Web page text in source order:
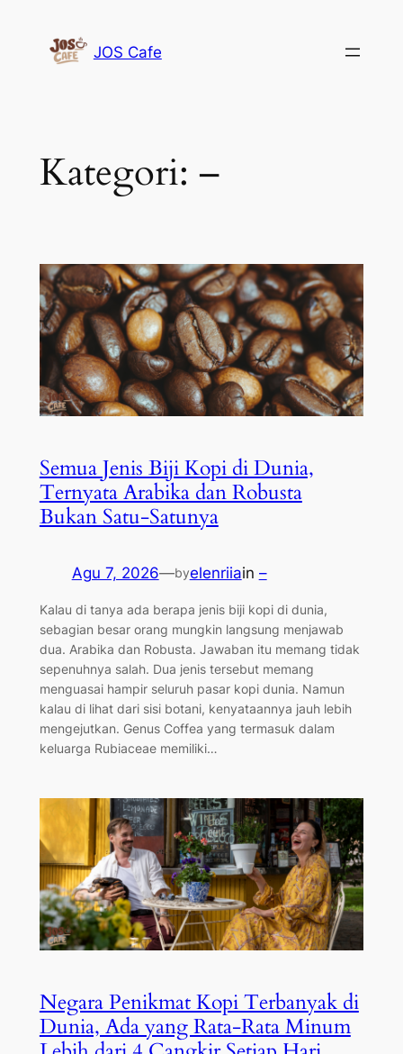
konten
JOS Cafe
Kategori: –
Semua Jenis Biji Kopi di Dunia,
Ternyata Arabika dan Robusta
Bukan Satu-Satunya
Agu 7, 2026—byelenriiain –
Kalau di tanya ada berapa jenis biji kopi di dunia,
sebagian besar orang mungkin langsung menjawab
dua. Arabika dan Robusta. Jawaban itu memang tidak
sepenuhnya salah. Dua jenis tersebut memang
menguasai hampir seluruh pasar kopi dunia. Namun
kalau di lihat dari sisi botani, kenyataannya jauh lebih
mengejutkan. Genus Coffea yang termasuk dalam
keluarga Rubiaceae memiliki…
Negara Penikmat Kopi Terbanyak di
Dunia, Ada yang Rata-Rata Minum